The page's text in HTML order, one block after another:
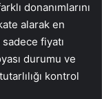
donanımlarını
alarak en
fiyatı
durumu ve
kontrol